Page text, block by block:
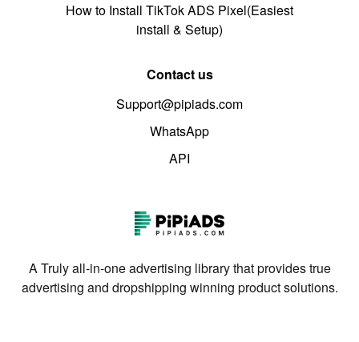
How to Install TikTok ADS Pixel(Easiest
install & Setup)
Contact us
Support@pipiads.com
WhatsApp
API
A Truly all-in-one advertising library that provides true
advertising and dropshipping winning product solutions.